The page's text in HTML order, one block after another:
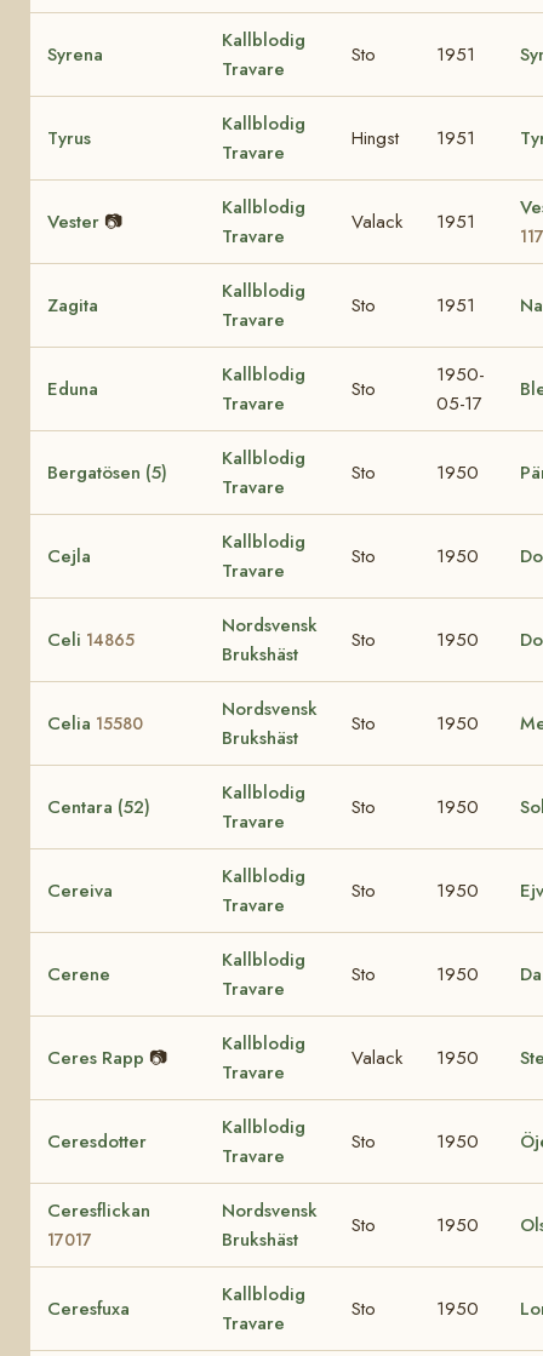
Syrena
Kallblodig
Travare
Sto 1951
Tyrus
Kallblodig
Travare
Hingst 1951
Vester 📷
Kallblodig
Travare
Valack 1951
Zagita
Kallblodig
Travare
Sto 1951
Eduna
Kallblodig
Travare
Sto
1950-
05-17
Bergatösen (5)
Kallblodig
Travare
Sto 1950
Cejla
Kallblodig
Travare
Sto 1950
Celi 14865
Nordsvensk
Brukshäst
Sto 1950
Celia 15580
Nordsvensk
Brukshäst
Sto 1950
Centara (52)
Kallblodig
Travare
Sto 1950
Cereiva
Kallblodig
Travare
Sto 1950
Cerene
Kallblodig
Travare
Sto 1950
Ceres Rapp 📷
Kallblodig
Travare
Valack 1950
Ceresdotter
Kallblodig
Travare
Sto 1950
Ceresflickan
17017
Nordsvensk
Brukshäst
Sto 1950
Ceresfuxa
Kallblodig
Travare
Sto 1950